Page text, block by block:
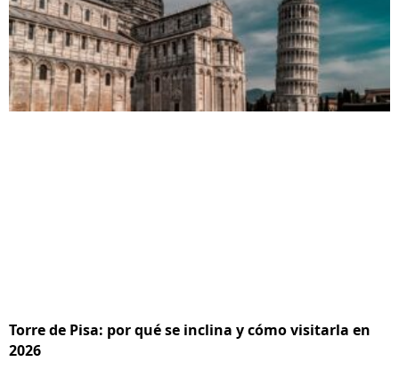
Torre de Pisa: por qué se inclina y cómo visitarla en
2026